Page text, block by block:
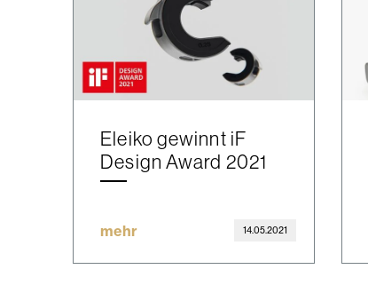
Eleiko gewinnt iF
Design Award 2021
mehr 14.05.2021